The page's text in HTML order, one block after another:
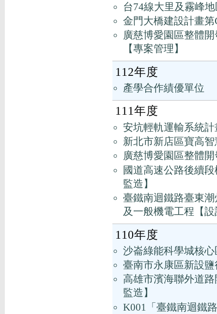
台74線大里及霧峰
金門大橋建設計畫
廣慈博愛園區整體
【專案管理】
112年度
產學合作績優單位
111年度
安坑輕軌運輸系統
新北市新店區寶高
廣慈博愛園區整體
國道高速公路後續
監造】
臺鐵南迴鐵路臺東
及一般機電工程【
110年度
沙崙綠能科學城核
臺南市永康區新設
高雄市濱海聯外道
監造】
K001「臺鐵南迴鐵